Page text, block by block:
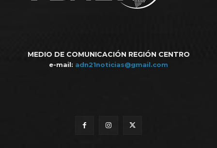
MEDIO DE COMUNICACIÓN REGIÓN CENTRO
e-mail: adn21noticias@gmail.com